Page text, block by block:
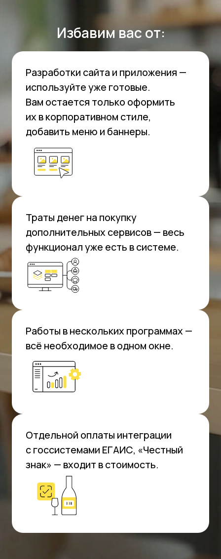
Это по сути «центр управления
полетами» вашего заведения!
Настройке меню и техкарт
Контроле за финансами, анализе
расходов и доходов
Работе по букве закона (интеграция
с госсистемами)
Контроле себестоимости
Как стать ближе к гостю и сделать так,
чтобы он возвращался снова и снова
Продвинутая онлайн-
даже больше
— из зала, на доставку, самовывоз
Получайте заказы напрямую от
агрегаторов доставки еды
Мгновенно передавайте заказы на кухню
и уточняйте статус заказа
всех площадках
Принимайте все виды оплат
Работайте автономно — даже если